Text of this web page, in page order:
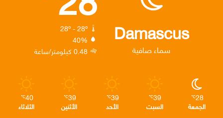
و
ق
ر
ا
ر
ا
Damascus
سماء صافية
28º - 28º
40%
0.48 كيلومتر/ساعة
28
℃
الجمعة
39
℃
السبت
39
℃
الأحد
39
℃
الأثنين
40
℃
الثلاثاء